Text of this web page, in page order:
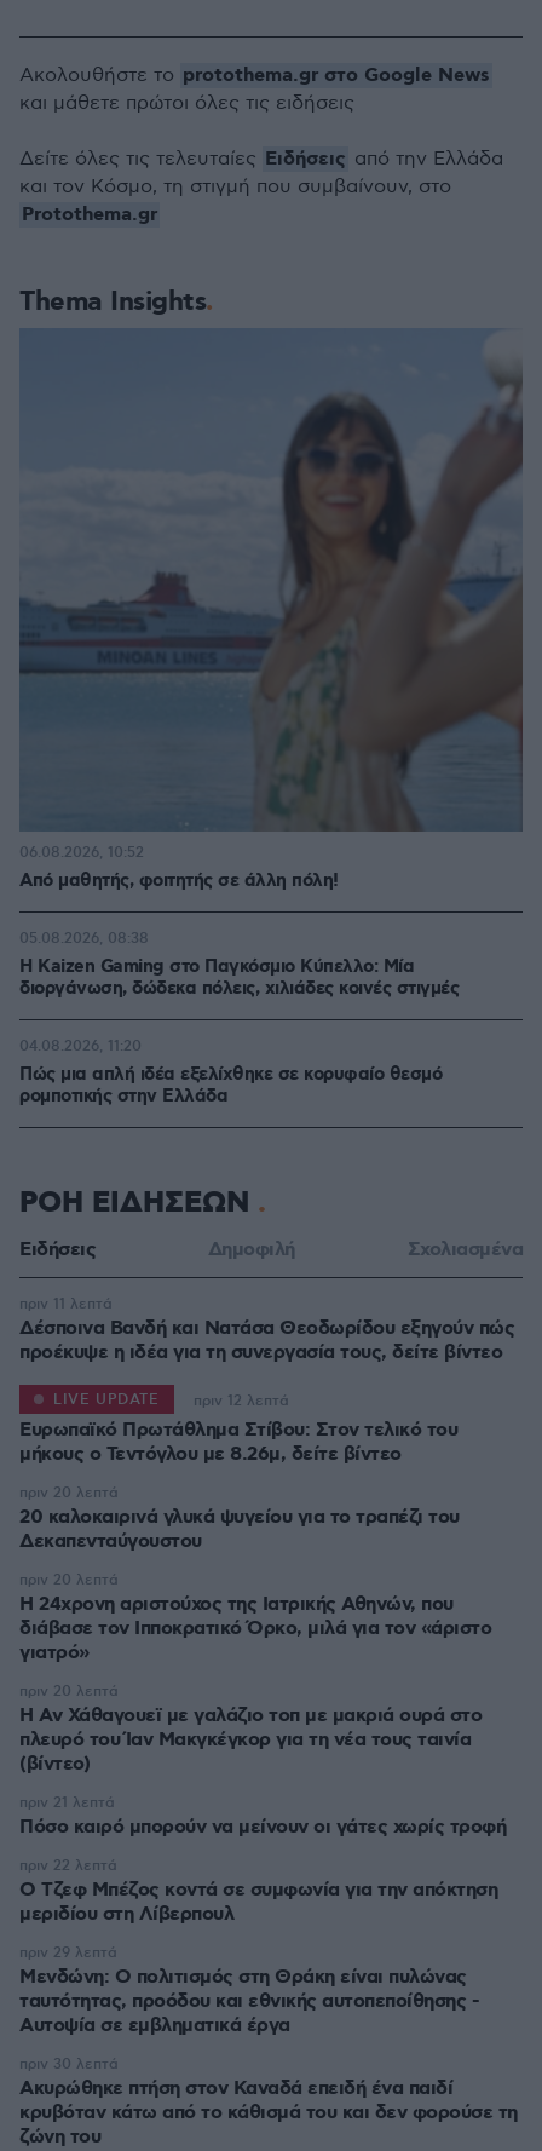
Thema Insights
Από μαθητής, φοιτητής σε άλλη πόλη!
06.08.2026, 10:52
H Kaizen Gaming στο Παγκόσμιο Kύπελλο: Μία
διοργάνωση, δώδεκα πόλεις, χιλιάδες κοινές στιγμές
05.08.2026, 08:38
Πώς μια απλή ιδέα εξελίχθηκε σε κορυφαίο θεσμό
ρομποτικής στην Ελλάδα
04.08.2026, 11:20
Ακολουθήστε το protothema.gr στο Google News
και μάθετε πρώτοι όλες τις ειδήσεις
Δείτε όλες τις τελευταίες Ειδήσεις από την Ελλάδα
και τον Κόσμο, τη στιγμή που συμβαίνουν, στο
Protothema.gr
ΡΟΗ ΕΙΔΗΣΕΩΝ
Ειδήσεις Δημοφιλή Σχολιασμένα
Δέσποινα Βανδή και Νατάσα Θεοδωρίδου εξηγούν πώς
προέκυψε η ιδέα για τη συνεργασία τους, δείτε βίντεο
πριν 11 λεπτά
Ευρωπαϊκό Πρωτάθλημα Στίβου: Στον τελικό του
μήκους ο Τεντόγλου με 8.26μ, δείτε βίντεο
LIVE UPDATE πριν 12 λεπτά
20 καλοκαιρινά γλυκά ψυγείου για το τραπέζι του
Δεκαπενταύγουστου
πριν 20 λεπτά
Η 24χρονη αριστούχος της Ιατρικής Αθηνών, που
διάβασε τον Ιπποκρατικό Όρκο, μιλά για τον «άριστο
γιατρό»
πριν 20 λεπτά
Η Αν Χάθαγουεϊ με γαλάζιο τοπ με μακριά ουρά στο
πλευρό του Ίαν Μακγκέγκορ για τη νέα τους ταινία
(βίντεο)
πριν 20 λεπτά
Πόσο καιρό μπορούν να μείνουν οι γάτες χωρίς τροφή
πριν 21 λεπτά
Ο Τζεφ Μπέζος κοντά σε συμφωνία για την απόκτηση
μεριδίου στη Λίβερπουλ
πριν 22 λεπτά
Μενδώνη: Ο πολιτισμός στη Θράκη είναι πυλώνας
ταυτότητας, προόδου και εθνικής αυτοπεποίθησης -
Αυτοψία σε εμβληματικά έργα
πριν 29 λεπτά
Ακυρώθηκε πτήση στον Καναδά επειδή ένα παιδί
κρυβόταν κάτω από το κάθισμά του και δεν φορούσε τη
ζώνη του
πριν 30 λεπτά